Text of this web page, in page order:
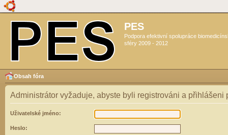
PES
Podpora efektivní spolupráce
sféry 2009 - 2012
Obsah fóra
Administrátor vyžaduje, abyste byli registrováni a přihlášeni
Uživatelské jméno:
Heslo: